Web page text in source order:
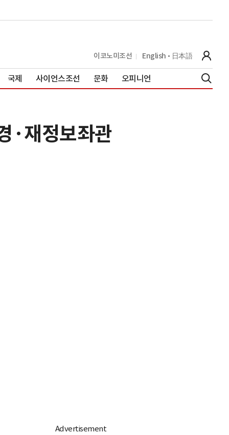
이코노미조선 English 日本語
국제 사이언스조선 문화 오피니언
·재정보좌관